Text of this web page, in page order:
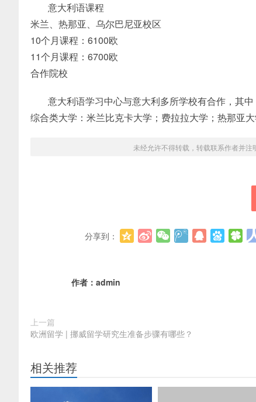
意大利语课程
米兰、热那亚、乌尔巴尼亚校区
10个月课程：6100欧
11个月课程：6700欧
合作院校
意大利语学习中心与意大利多所学校有合作，其中
综合类大学：米兰比克卡大学；费拉拉大学；热那亚大
未经允许不得转载，转载联系作者并注
分享到：
作者： admin
上一篇
欧洲留学 | 挪威留学研究生准备步骤有哪些？
相关推荐